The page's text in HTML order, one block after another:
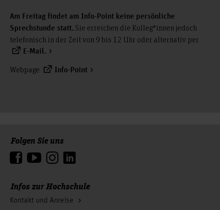
Am Freitag findet am Info-Point keine persönliche
Sprechstunde statt. Sie erreichen die Kolleg*innen jedoch
telefonisch in der Zeit von 9 bis 12 Uhr oder alternativ per
E-Mail.
Webpage Info-Point
Infos zur Hochschule
Kontakt und Anreise
Folgen Sie uns